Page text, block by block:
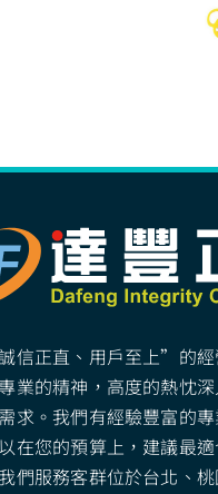
信正直、用戶至上”的
業的精神，高度的熱忱
求。我們有經驗豐富的
在您的預算上，建議最
們服務客群位於台北、